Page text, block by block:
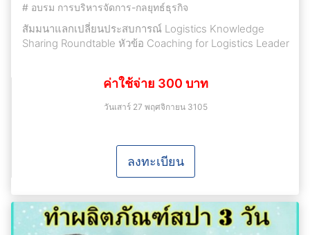
# อบรม การบริหารจัดการ-กลยุทธ์ธุรกิจ
สัมมนาแลกเปลี่ยนประสบการณ์ Logistics Knowledge
Sharing Roundtable หัวข้อ Coaching for Logistics Leader
ค่าใช้จ่าย 300 บาท
วันเสาร์ 27 พฤศจิกายน 3105
ลงทะเบียน